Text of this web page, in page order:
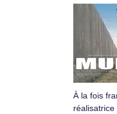
À la fois